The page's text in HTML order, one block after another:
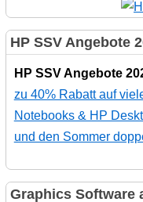
HP SSV Angebote
HP SSV Angebote
zu 40% Rabatt auf
Notebooks & HP
und den Sommer
Graphics Software